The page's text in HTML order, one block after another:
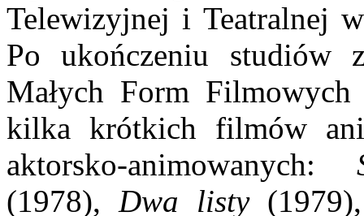
Telewizyjnej i Teatralnej
Po ukończeniu studiów
Małych Form Filmowych
kilka krótkich filmów
aktorsko-animowanych:
(1978), Dwa listy